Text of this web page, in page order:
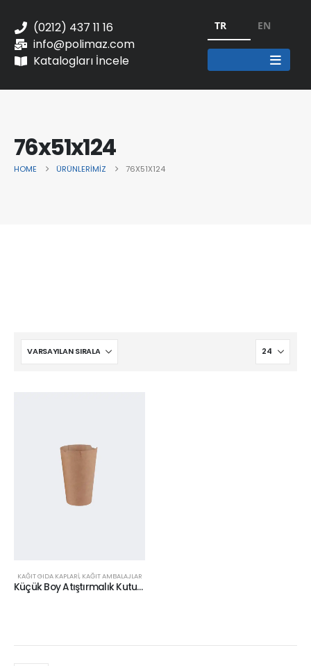
(0212) 437 11 16
info@polimaz.com
Katalogları İncele
TR EN
76x51x124
HOME ÜRÜNLERIMIZ 76X51X124
KAĞIT GIDA KAPLARI, KAĞIT AMBALAJLAR
Küçük Boy Atıştırmalık Kutusu